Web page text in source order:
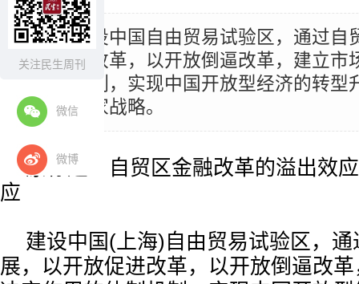
关注民生周刊
微信
微博
摘要：建设中国自由贸易试验区，通过自
开放促进改革，以开放倒逼改革，建立市
的体制机制，实现中国开放型经济的转型
重要的国家战略。
原标题：自贸区金融改革的溢出效
应
建设中国(上海)自由贸易试验区，
展，以开放促进改革，以开放倒逼改